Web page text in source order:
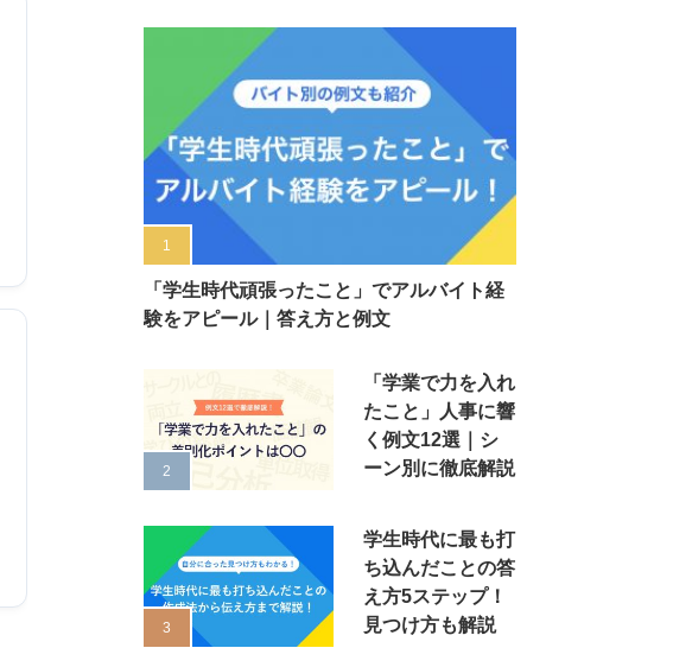
「学生時代頑張ったこと」でアルバイト経
験をアピール｜答え方と例文
「学業で力を入れ
たこと」人事に響
く例文12選｜シ
ーン別に徹底解説
学生時代に最も打
ち込んだことの答
え方5ステップ！
見つけ方も解説